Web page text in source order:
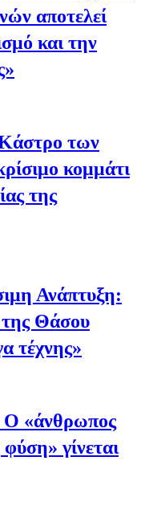
αποτελεί
και την
των
κομμάτι
της
Ανάπτυξη:
της Θάσου
τέχνης»
Ο «άνθρωπος
γίνεται